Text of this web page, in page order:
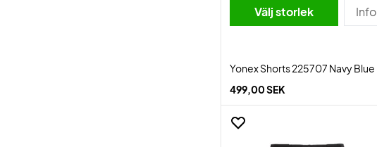
Välj storlek Info
Yonex Shorts 225707 Navy Blue
499,00 SEK